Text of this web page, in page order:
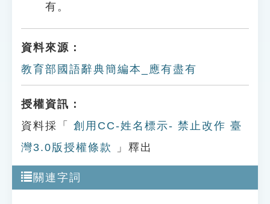
有。
資料來源：
教育部國語辭典簡編本_應有盡有
授權資訊：
資料採「
創用CC-姓名標示- 禁止改作 臺
灣3.0版授權條款
」釋出
關連字詞